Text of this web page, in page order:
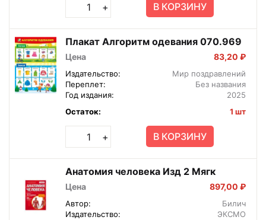
+ В КОРЗИНУ
Плакат Алгоритм одевания 070.969
Цена 83,20 ₽
Издательство:
Мир поздравлений
Переплет:
Без названия
Год издания:
2025
Остаток:
1 шт
+ В КОРЗИНУ
Анатомия человека Изд 2 Мягк
Цена 897,00 ₽
Автор:
Билич
Издательство:
ЭКСМО